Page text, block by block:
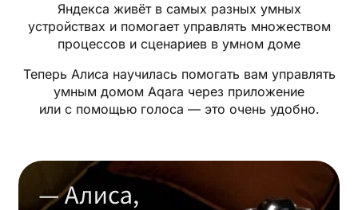
Яндекса живёт в самых разных умных
устройствах и помогает управлять множеством
процессов и сценариев в умном доме
Теперь Алиса научилась помогать вам управлять
умным домом Aqara через приложение
или с помощью голоса — это очень удобно.